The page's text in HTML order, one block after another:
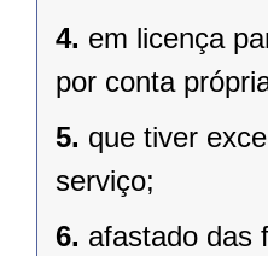
4. em licença
por conta
5. que tiver
serviço;
6. afastado das